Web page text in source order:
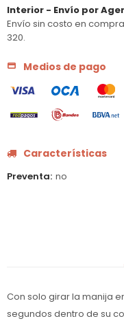
Interior - Envío por
Envío sin costo en
320.
Medios de pago
Características
Preventa no
Con solo girar la manija
segundos dentro de su